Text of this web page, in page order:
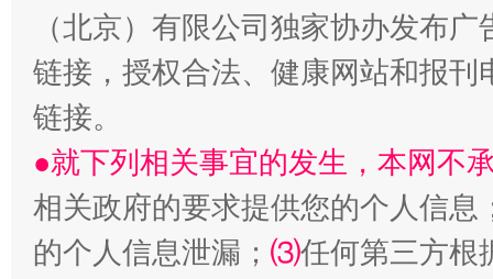
揭开“小金库”的免责幌子
（北京）有限公司独家协办发布
链接，授权合法、健康网站和报
链接。
●就下列相关事宜的发生，本网不
相关政府的要求提供您的个人信息
的个人信息泄漏； ⑶任何第三方根